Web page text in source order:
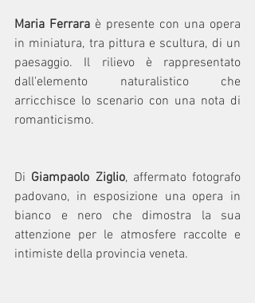
Maria Ferrara è presente con una opera
in miniatura, tra pittura e scultura, di un
paesaggio. Il rilievo è rappresentato
dall'elemento naturalistico che
arricchisce lo scenario con una nota di
romanticismo.
Di Giampaolo Ziglio, affermato fotografo
padovano, in esposizione una opera in
bianco e nero che dimostra la sua
attenzione per le atmosfere raccolte e
intimiste della provincia veneta.